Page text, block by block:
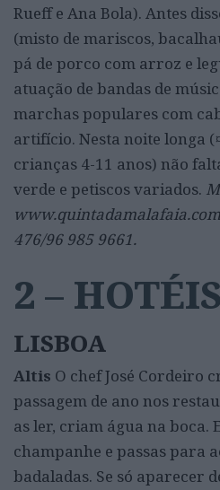
Rueff e Ana Bola). Antes
(misto de mariscos,
pá de porco com arroz e
atuação de bandas de
marchas populares com
artifício. Nesta noite longa
crianças 4-11 anos) não
verde e petiscos variados.
476/96 985 9661.
2 – HOTÉIS
LISBOA
Altis O chef José Cordeiro
passagem de ano nos
as ler, criam água na boca.
champanhe e passas para
badaladas. Se só aparecer